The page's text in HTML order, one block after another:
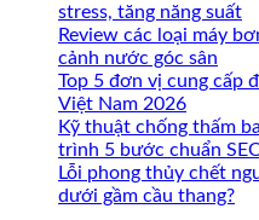
stress, tăng năng suất
Review các loại máy
cảnh nước góc sân
Top 5 đơn vị cung cấp
Việt Nam 2026
Kỹ thuật chống thấm
trình 5 bước chuẩn
Lỗi phong thủy chết
dưới gầm cầu thang?